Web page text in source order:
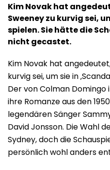
Kim Novak hat
Sweeney zu kurvig sei,
spielen. Sie hätte die
nicht gecastet.
Kim Novak hat
kurvig sei, um sie in
Der von Colman
ihre Romanze aus den
legendären Sänger
David Jonsson. Die Wahl
Sydney, doch die
persönlich wohl anders